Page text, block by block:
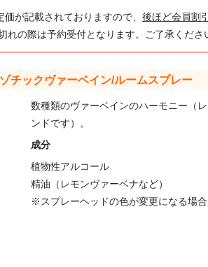
価が記載されておりますので、後ほど会員割
れの際は予約受付となります。ご了承くださ
チックヴァーベイン/ルームスプレー
数種類のヴァーベインのハーモニー（
ンドです）。
成分
植物性アルコール
精油（レモンヴァーベナなど）
※スプレーヘッドの色が変更になる場合